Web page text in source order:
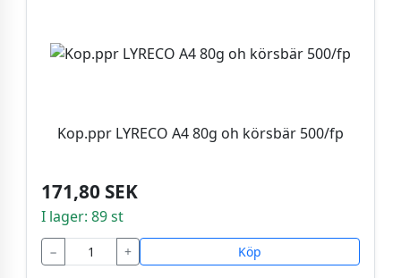
Kop.ppr LYRECO A4 80g oh körsbär 500/fp
171,80 SEK
I lager: 89 st
− + Köp